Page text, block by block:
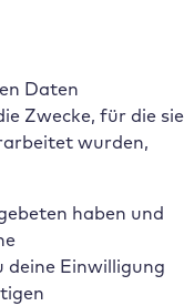
Daten
Zwecke, für die sie
wurden,
haben und
deine Einwilligung